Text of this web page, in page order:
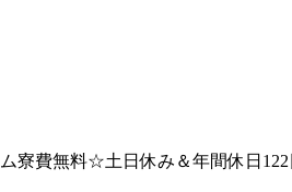
寮費無料☆土日休み＆年間休日